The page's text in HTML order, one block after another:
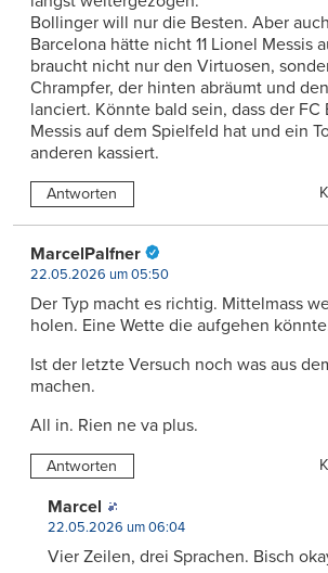
Bollinger will nur die Besten. Aber
Barcelona hätte nicht 11 Lionel Messis
braucht nicht nur den Virtuosen,
Chrampfer, der hinten abräumt und
lanciert. Könnte bald sein, dass der FC
Messis auf dem Spielfeld hat und ein
anderen kassiert.
Antworten
MarcelPalfner
22.05.2026 um 05:50
Der Typ macht es richtig. Mittelmass
holen. Eine Wette die aufgehen
Ist der letzte Versuch noch was aus
machen.
All in. Rien ne va plus.
Antworten
Marcel
22.05.2026 um 06:04
Vier Zeilen, drei Sprachen. Bisch